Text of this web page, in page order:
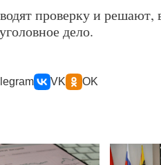
проверку и решают,
дело.
VK OK